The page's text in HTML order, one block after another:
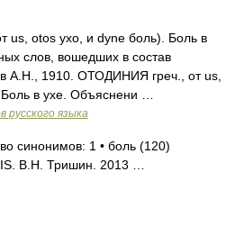
us, otos ухо, и dyne боль). Боль в
слов, вошедших в состав
А.Н., 1910. ОТОДИНИЯ греч., от us,
в ухе. Объяснени …
русского языка
синонимов: 1 • боль (120)
В.Н. Тришин. 2013 …